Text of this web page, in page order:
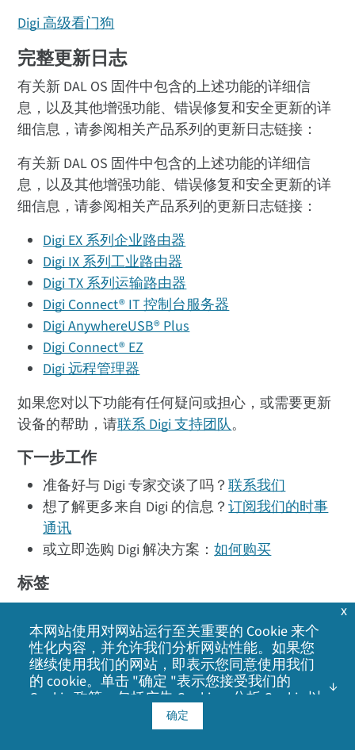
Digi 高级看门狗
完整更新日志
有关新 DAL OS 固件中包含的上述功能的详细信
息，以及其他增强功能、错误修复和安全更新的详
细信息，请参阅相关产品系列的更新日志链接：
有关新 DAL OS 固件中包含的上述功能的详细信
息，以及其他增强功能、错误修复和安全更新的详
细信息，请参阅相关产品系列的更新日志链接：
Digi EX 系列企业路由器
Digi IX 系列工业路由器
Digi TX 系列运输路由器
Digi Connect® IT 控制台服务器
Digi AnywhereUSB® Plus
Digi Connect® EZ
Digi 远程管理器
如果您对以下功能有任何疑问或担心，或需要更新
设备的帮助，请联系 Digi 支持团队。
下一步工作
准备好与 Digi 专家交谈了吗？联系我们
想了解更多来自 Digi 的信息？订阅我们的时事
通讯
或立即选购 Digi 解决方案：如何购买
标签
Digi Remote Manager IoT
分享 分享 鸣叫
本网站使用对网站运行至关重要的 Cookie 来个
性化内容，并允许我们分析网站性能。如果您
继续使用我们的网站，即表示您同意使用我们
的 cookie。单击 "确定 "表示您接受我们的
Cookie 政策 ，包括广告 Cookie、分析 Cookie 以
及与社交媒体、广告和分析合作伙伴共享信
确定
x